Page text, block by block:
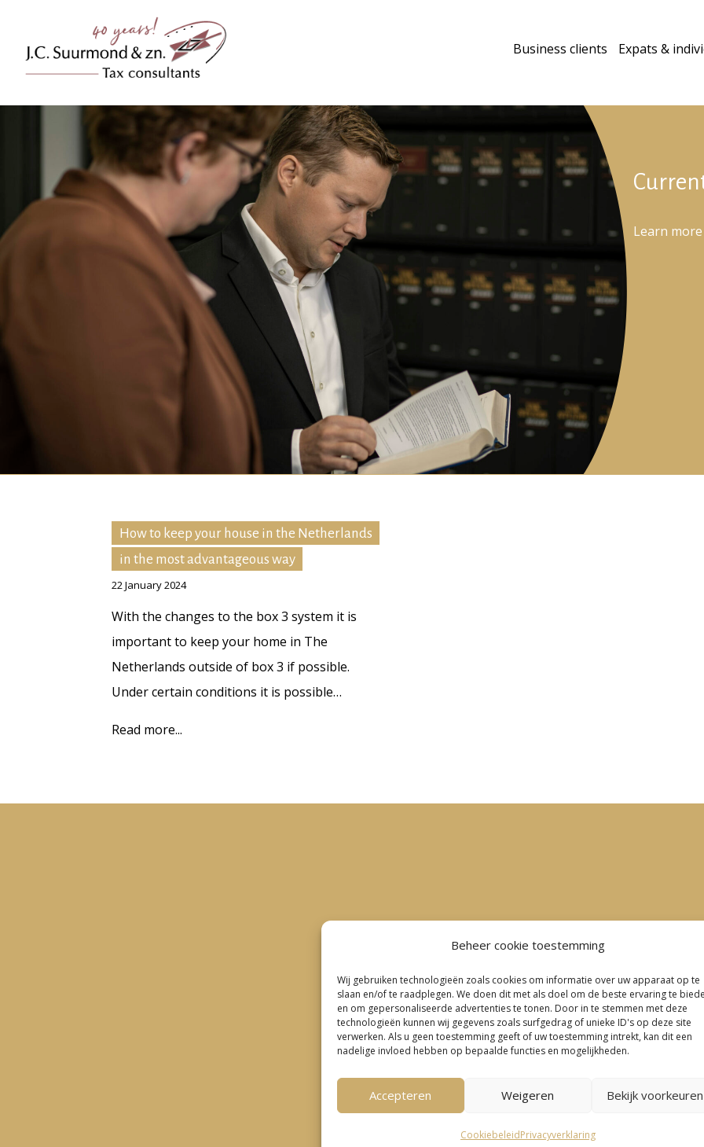
Beheer cookie toestemming
Wij gebruiken technologieën zoals cookies om informatie over uw apparaat op te
slaan en/of te raadplegen. We doen dit met als doel om de beste ervaring te
en om gepersonaliseerde advertenties te tonen. Door in te stemmen met deze
technologieën kunnen wij gegevens zoals surfgedrag of unieke ID's op deze site
verwerken. Als u geen toestemming geeft of uw toestemming intrekt, kan dit een
nadelige invloed hebben op bepaalde functies en mogelijkheden.
Accepteren Weigeren Bekijk voorkeuren
CookiebeleidPrivacyverklaring
Business clients Expats &
Learn
How to keep your house in the Netherlands
in the most advantageous way
22 January 2024
With the changes to the box 3 system it is
important to keep your home in The
Netherlands outside of box 3 if possible.
Under certain conditions it is possible…
Read more...